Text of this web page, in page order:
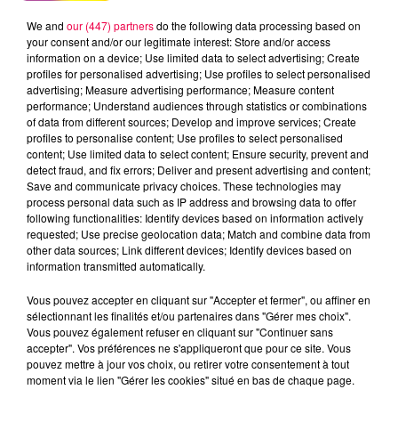
podcasts/2022/12/LES-2-OREILLES-DE-LA-TETE-One-
We and our (447) partnersdo the following data processing based on
your consent and/or our legitimate interest: Store and/or access
information on a device; Use limited data to select advertising; Create
profiles for personalised advertising; Use profiles to select personalised
advertising; Measure advertising performance; Measure content
performance; Understand audiences through statistics or combinations
of data from different sources; Develop and improve services; Create
profiles to personalise content; Use profiles to select personalised
content; Use limited data to select content; Ensure security, prevent and
detect fraud, and fix errors; Deliver and present advertising and content;
Save and communicate privacy choices. These technologies may
process personal data such as IP address and browsing data to offer
following functionalities: Identify devices based on information actively
requested; Use precise geolocation data; Match and combine data from
other data sources; Link different devices; Identify devices based on
information transmitted automatically.
Vous pouvez accepter en cliquant sur "Accepter et fermer", ou affiner en
sélectionnant les finalités et/ou partenaires dans "Gérer mes choix".
Vous pouvez également refuser en cliquant sur "Continuer sans
accepter". Vos préférences ne s'appliqueront que pour ce site. Vous
pouvez mettre à jour vos choix, ou retirer votre consentement à tout
moment via le lien "Gérer les cookies" situé en bas de chaque page.